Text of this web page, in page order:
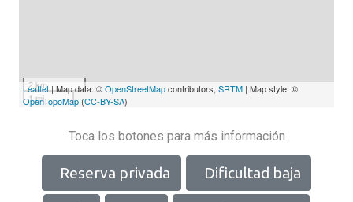
2 km
1 mi
Leaflet| Map data: ©OpenStreetMapcontributors, SRTM | Map style: ©
OpenTopoMap (CC-BY-SA)
Toca los botones para más información
Reserva privada Dificultad baja